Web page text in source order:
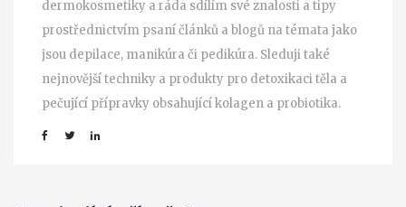
dermokosmetiky a ráda sdílím své znalosti a tipy
prostřednictvím psaní článků a blogů na témata jako
jsou depilace, manikúra či pedikúra. Sleduji také
nejnovější techniky a produkty pro detoxikaci těla a
pečující přípravky obsahující kolagen a probiotika.